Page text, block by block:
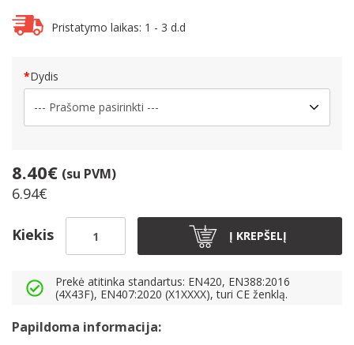
Pristatymo laikas: 1 - 3 d.d
Dydis
8.40€ (su PVM)
6.94€
Kiekis Į KREPŠELĮ
Prekė atitinka standartus: EN420, EN388:2016
(4X43F), EN407:2020 (X1XXXX), turi CE ženklą.
Papildoma informacija: